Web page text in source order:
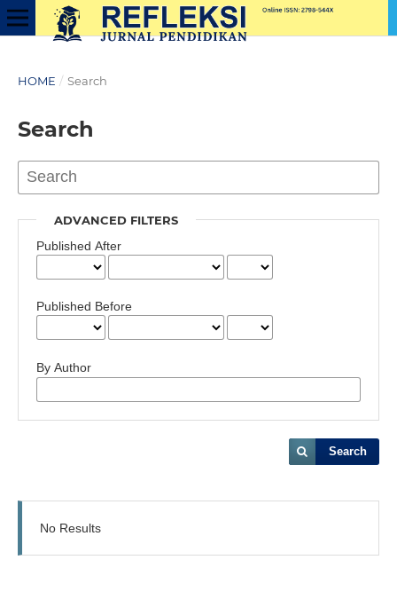
HOME / Search
Search
ADVANCED FILTERS
Published After
Published Before
By Author
Search
No Results